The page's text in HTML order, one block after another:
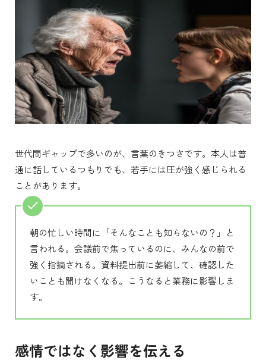
世代間ギャップで多いのが、言葉のきつさです。本人は普
通に話しているつもりでも、若手には圧が強く感じられる
ことがあります。
朝の忙しい時間に「そんなことも知らないの？」と
言われる。会議前で焦っているのに、みんなの前で
強く指摘される。資料提出前に萎縮して、確認した
いことも聞けなくなる。こうなると業務に影響しま
す。
感情ではなく影響を伝える